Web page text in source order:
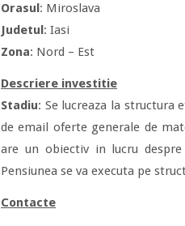
Orasul: Miroslava
Judetul: Iasi
Zona: Nord – Est
Descriere investitie
Stadiu: Se lucreaza la structura
de email oferte generale de
are un obiectiv in lucru
Pensiunea se va executa pe
Contacte